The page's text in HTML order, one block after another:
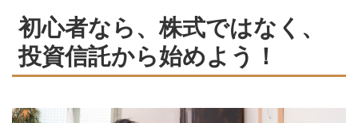
初心者なら、株式ではなく、
投資信託から始めよう！